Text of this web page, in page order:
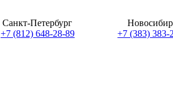
Санкт-Петербург
+7 (812) 648-28-89
+7 (383) 383-